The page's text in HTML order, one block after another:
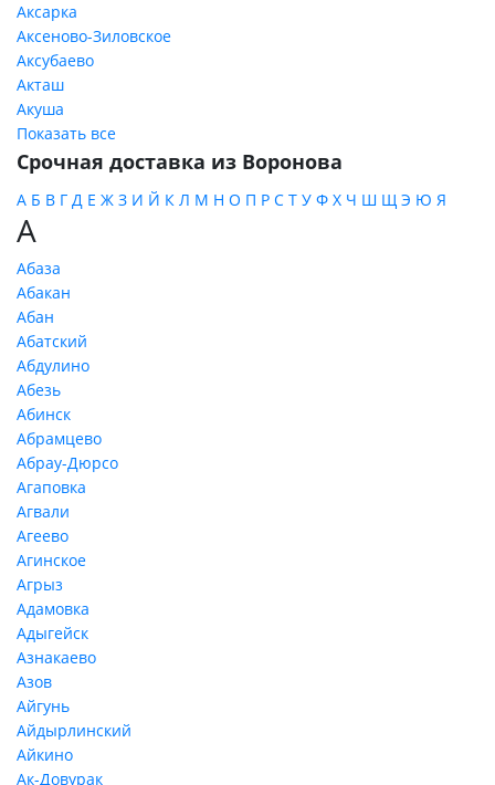
Аксарка
Аксеново-Зиловское
Аксубаево
Акташ
Акуша
Показать все
Срочная доставка из Воронова
А Б В Г Д Е Ж З И Й К Л М Н О П Р С Т У Ф Х Ч Ш Щ Э Ю Я
А
Абаза
Абакан
Абан
Абатский
Абдулино
Абезь
Абинск
Абрамцево
Абрау-Дюрсо
Агаповка
Агвали
Агеево
Агинское
Агрыз
Адамовка
Адыгейск
Азнакаево
Азов
Айгунь
Айдырлинский
Айкино
Ак-Довурак